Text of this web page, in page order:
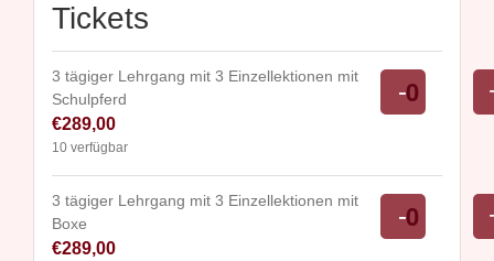
Tickets
3 tägiger Lehrgang mit 3 Einzellektionen mit
Schulpferd
€289,00
10 verfügbar
der
für
3
tägiger
-Anzahl
3 tägiger Lehrgang mit 3 Einzellektionen mit
Boxe
€289,00
der
-Anzahl